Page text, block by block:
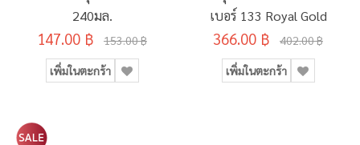
240มล.
147.00 ฿ 153.00 ฿
เพิ่มในตะกร้า
เบอร์ 133 Royal Gold
366.00 ฿ 402.00 ฿
เพิ่มในตะกร้า